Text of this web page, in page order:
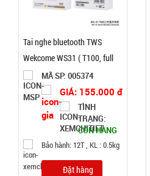
Tai nghe bluetooth TWS
Wekcome WS31 ( T100, full
vat )
MÃ SP: 005374
GIÁ: 155.000 đ
TÌNH
TRẠNG:
CÒN HÀNG
Bảo hành: 12T , KL : 0.5kg
Đặt hàng